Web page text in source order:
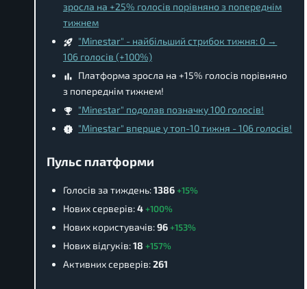
зросла на +25% голосів порівняно з попереднім
тижнем
"Minestar" - найбільший стрибок тижня: 0 →
106 голосів (+100%)
Платформа зросла на +15% голосів порівняно
з попереднім тижнем!
"Minestar" подолав позначку 100 голосів!
"Minestar" вперше у топ-10 тижня - 106 голосів!
Пульс платформи
Голосів за тиждень:1386+15%
Нових серверів:4+100%
Нових користувачів:96+153%
Нових відгуків:18 +157%
Активних серверів:261